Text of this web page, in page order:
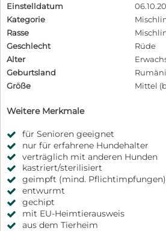
Einstelldatum
Kategorie
Rasse
Geschlecht
Rüde
Alter
Geburtsland
Größe
Mittel
Weitere Merkmale
für Senioren geeignet
nur für erfahrene Hundehalter
verträglich mit anderen Hunden
kastriert/sterilisiert
geimpft (mind. Pflichtimpfungen)
entwurmt
gechipt
mit EU-Heimtierausweis
aus dem Tierheim